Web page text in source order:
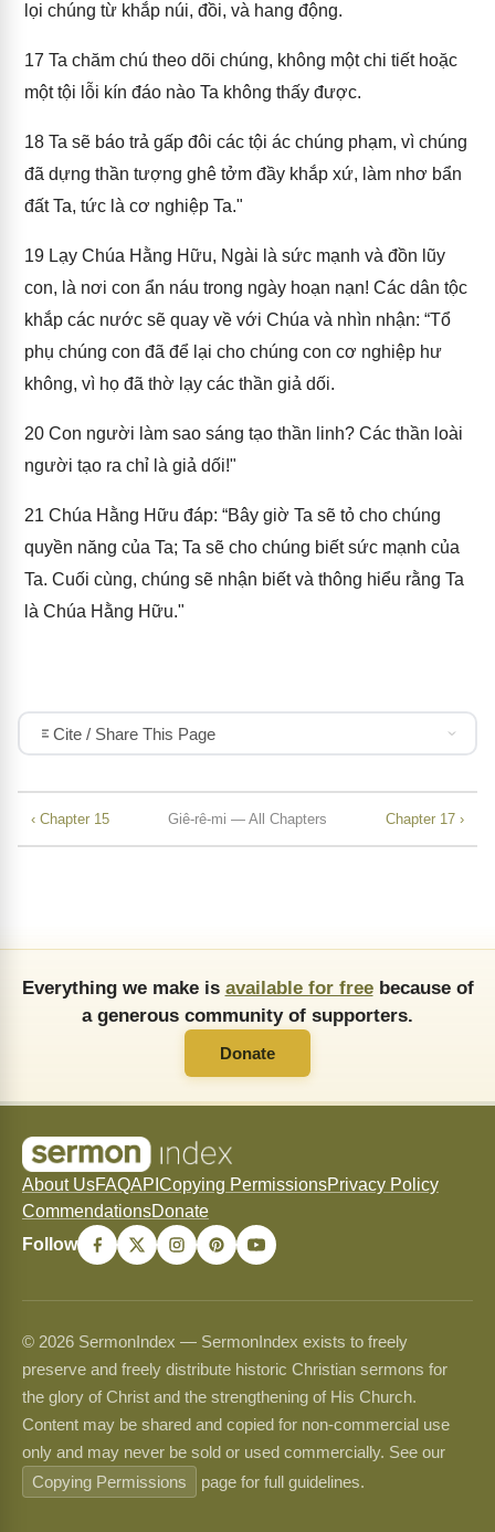
lọi chúng từ khắp núi, đồi, và hang động.
17 Ta chăm chú theo dõi chúng, không một chi tiết hoặc
một tội lỗi kín đáo nào Ta không thấy được.
18 Ta sẽ báo trả gấp đôi các tội ác chúng phạm, vì chúng
đã dựng thần tượng ghê tởm đầy khắp xứ, làm nhơ bẩn
đất Ta, tức là cơ nghiệp Ta."
19 Lạy Chúa Hằng Hữu, Ngài là sức mạnh và đồn lũy
con, là nơi con ẩn náu trong ngày hoạn nạn! Các dân tộc
khắp các nước sẽ quay về với Chúa và nhìn nhận: “Tổ
phụ chúng con đã để lại cho chúng con cơ nghiệp hư
không, vì họ đã thờ lạy các thần giả dối.
20 Con người làm sao sáng tạo thần linh? Các thần loài
người tạo ra chỉ là giả dối!"
21 Chúa Hằng Hữu đáp: “Bây giờ Ta sẽ tỏ cho chúng
quyền năng của Ta; Ta sẽ cho chúng biết sức mạnh của
Ta. Cuối cùng, chúng sẽ nhận biết và thông hiểu rằng Ta
là Chúa Hằng Hữu."
Cite / Share This Page
‹ Chapter 15 Giê-rê-mi — All Chapters Chapter 17 ›
Everything we make is available for freebecause of
a generous community of supporters.
Donate
About UsFAQAPI Copying PermissionsPrivacy Policy
CommendationsDonate
Follow
© 2026 SermonIndex — SermonIndex exists to freely
preserve and freely distribute historic Christian sermons for
the glory of Christ and the strengthening of His Church.
Content may be shared and copied for non-commercial use
only and may never be sold or used commercially. See our
Copying Permissions
page for full guidelines.